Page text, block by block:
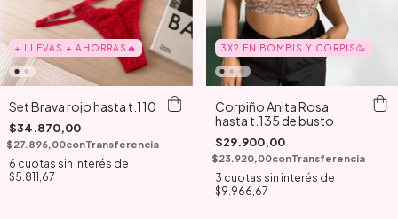
+ LLEVAS + AHORRAS🔥
Set Brava rojo hasta t.110
$34.870,00
$27.896,00conTransferencia
6 cuotas sin interés de
$5.811,67
3X2 EN BOMBIS Y CORPIS🥳
Corpiño Anita Rosa
hasta t.135 de busto
$29.900,00
$23.920,00conTransferencia
3 cuotas sin interés de
$9.966,67